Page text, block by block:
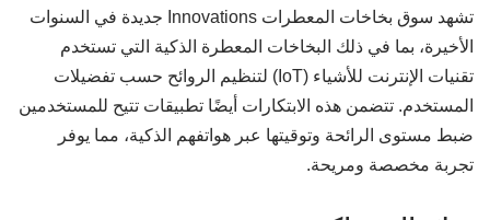
تشهد سوق بخاخات المعطرات Innovations جديدة في السنوات
الأخيرة، بما في ذلك البخاخات المعطرة الذكية التي تستخدم
تقنيات الإنترنت للأشياء (IoT) لتنظيم الروائح حسب تفضيلات
المستخدم. تتضمن هذه الابتكارات أيضًا تطبيقات تتيح للمستخدمين
ضبط مستوى الرائحة وتوقيتها عبر هواتفهم الذكية، مما يوفر
تجربة مخصصة ومريحة.